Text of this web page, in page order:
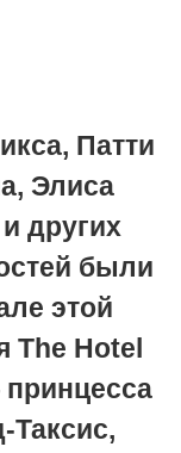
Патти
Элиса
других
были
этой
The Hotel
Таксис,